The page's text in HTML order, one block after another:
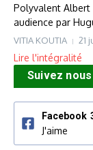
Polyvalent Albert
audience par
VITIA KOUTIA 21
Lire l'intégralité
Suivez
Facebook
J'aime